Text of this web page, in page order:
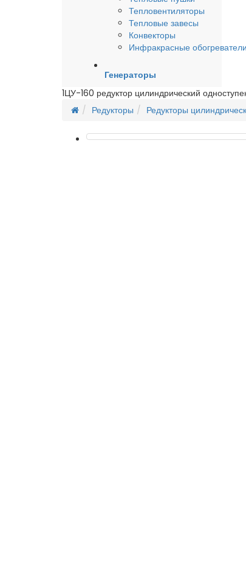
Тепловентиляторы
Тепловые завесы
Конвекторы
Инфракрасные обогреватели
Генераторы
1ЦУ-160 редуктор цилиндрический
Редукторы
Редукторы